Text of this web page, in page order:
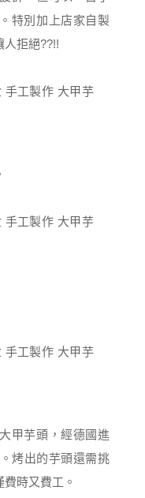
特別加上店家自製
人拒絕??!!
甲芋頭，經德國進
烤出的芋頭還需挑
時又費工。